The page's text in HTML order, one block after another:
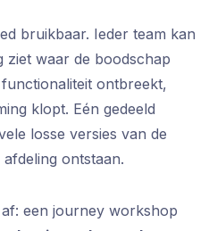
bruikbaar. Ieder team kan
ziet waar de boodschap
ontbreekt,
klopt. Eén gedeeld
losse versies van de
ontstaan.
een journey workshop